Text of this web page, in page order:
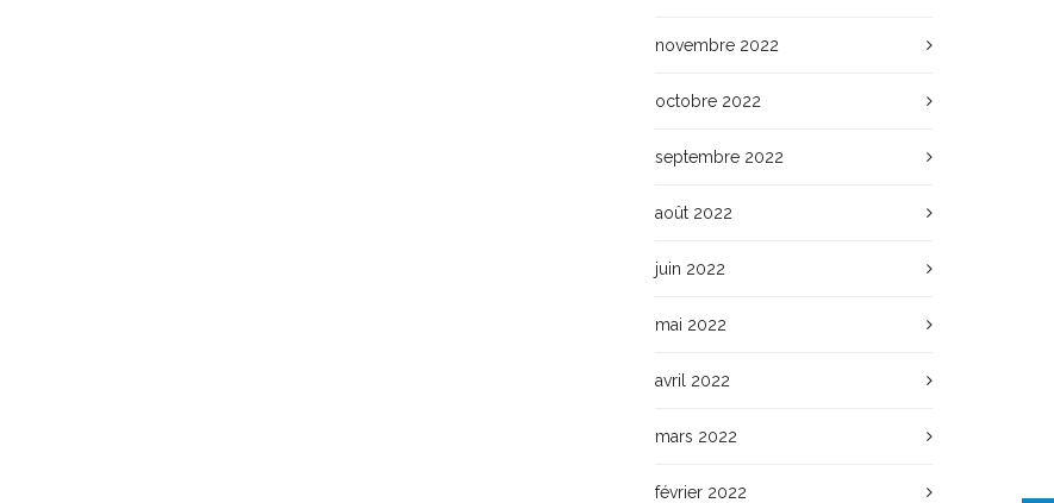
novembre 2022
octobre 2022
septembre 2022
août 2022
juin 2022
mai 2022
avril 2022
mars 2022
février 2022